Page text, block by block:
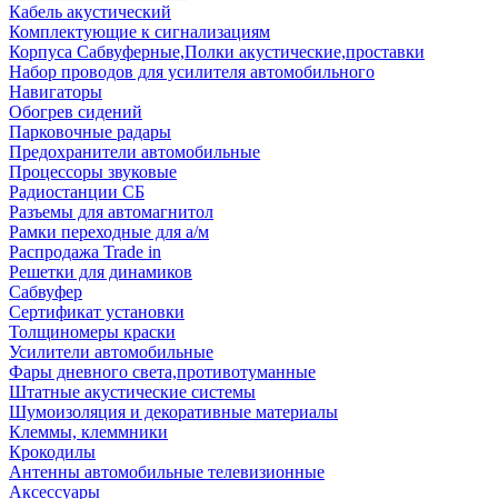
Кабель акустический
Комплектующие к сигнализациям
Корпуса Сабвуферные,Полки акустические,проставки
Набор проводов для усилителя автомобильного
Навигаторы
Обогрев сидений
Парковочные радары
Предохранители автомобильные
Процессоры звуковые
Радиостанции СБ
Разъемы для автомагнитол
Рамки переходные для а/м
Распродажа Trade in
Решетки для динамиков
Сабвуфер
Сертификат установки
Толщиномеры краски
Усилители автомобильные
Фары дневного света,противотуманные
Штатные акустические системы
Шумоизоляция и декоративные материалы
Клеммы, клеммники
Крокодилы
Антенны автомобильные телевизионные
Аксессуары